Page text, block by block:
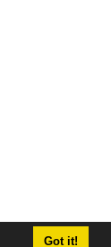
Got it!